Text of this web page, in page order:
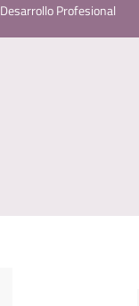
Desarrollo Profesional